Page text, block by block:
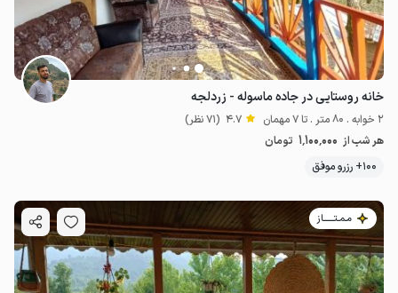
خانه روستایی در جاده ماسوله - زردلجه
2 خوابه . 80 متر . تا 7 مهمان 4.7 (71 نظر)
هر شب از 1٬100٬000 تومان
100+ رزرو موفق
مـمـتــــــاز